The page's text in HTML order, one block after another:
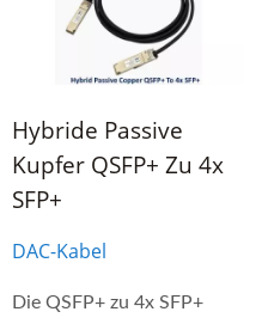
Hybride Passive
Kupfer QSFP+ Zu 4x
SFP+
DAC-Kabel
Die QSFP+ zu 4x SFP+